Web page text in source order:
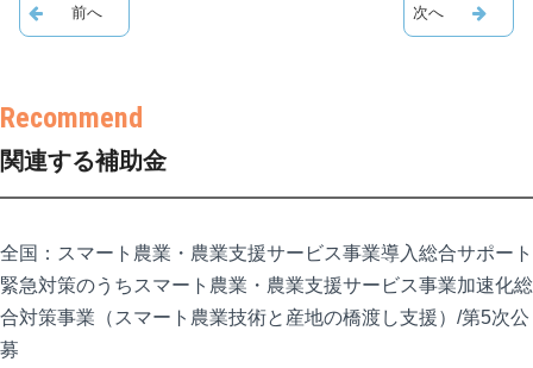
関連する補助金
全国：スマート農業・農業支援サービス事業導入総合サポート
緊急対策のうちスマート農業・農業支援サービス事業加速化総
合対策事業（スマート農業技術と産地の橋渡し支援）/第5次公
募